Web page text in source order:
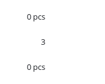
0 pcs
3
0 pcs